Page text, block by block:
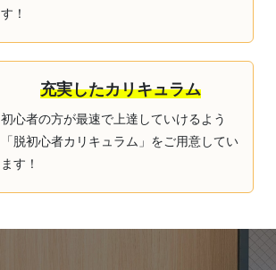
す！
充実したカリキュラム
初心者の方が最速で上達していけるよう
「脱初心者カリキュラム」をご用意してい
ます！